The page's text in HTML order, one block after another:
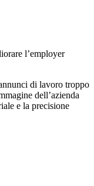
l’employer
di lavoro troppo
dell’azienda
e la precisione